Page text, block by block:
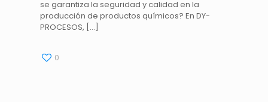
se garantiza la seguridad y calidad en la
producción de productos químicos? En DY-
PROCESOS, […]
0